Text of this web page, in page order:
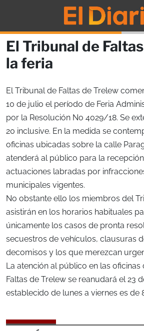
El Tribunal de
la feria
El Tribunal de Faltas de Trelew
10 de julio el período de Feria
por la Resolución No 4029/18. Se
20 inclusive. En la medida se
oficinas ubicadas sobre la calle
atenderá al público para la
actuaciones labradas por
municipales vigentes.
No obstante ello los miembros del
asistirán en los horarios habituales
únicamente los casos de pronta
secuestros de vehículos, clausuras
decomisos y los que merezcan
La atención al público en las oficinas
Faltas de Trelew se reanudará el 23
establecido de lunes a viernes es de